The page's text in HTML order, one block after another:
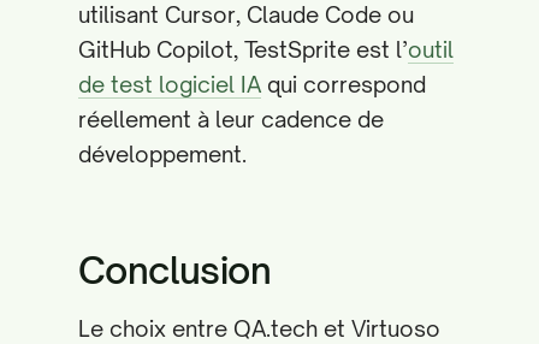
utilisant Cursor, Claude Code ou
GitHub Copilot, TestSprite est l’outil
de test logiciel IA qui correspond
réellement à leur cadence de
développement.
Conclusion
Le choix entre QA.tech et Virtuoso